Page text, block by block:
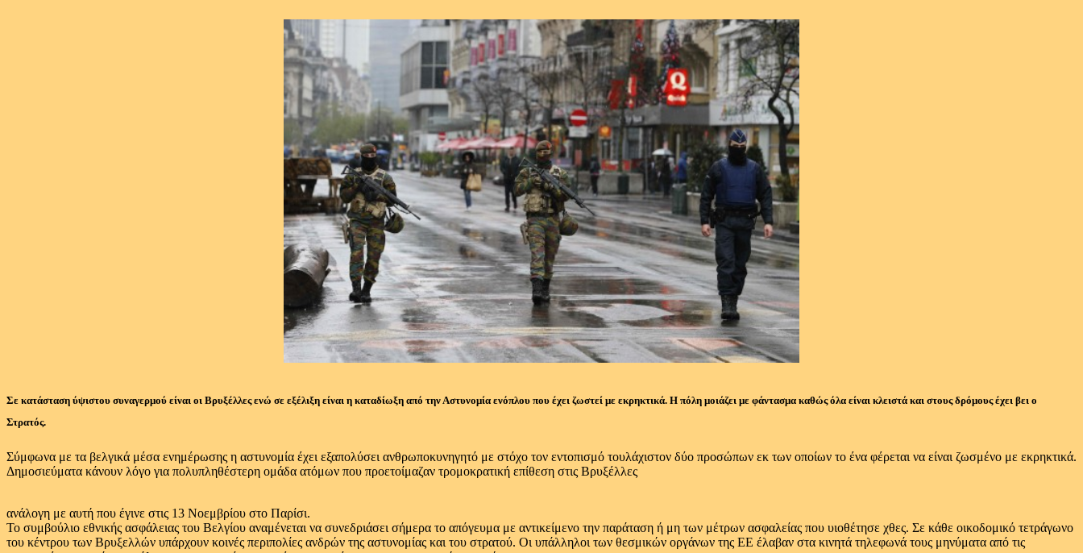
Σε κατάσταση ύψιστου συναγερμού είναι οι Βρυξέλλες ενώ σε εξέλιξη είναι η καταδίωξη από την Αστυνομία ενόπλου που έχει ζωστεί με εκρηκτικά. Η πόλη μοιάζει με φάντασμα καθώς όλα είναι κλειστά και στους δρόμους έχει βει ο
Στρατός.
Σύμφωνα με τα βελγικά μέσα ενημέρωσης η αστυνομία έχει εξαπολύσει ανθρωποκυνηγητό με στόχο τον εντοπισμό τουλάχιστον δύο προσώπων εκ των οποίων το ένα φέρεται να είναι ζωσμένο με εκρηκτικά.
Δημοσιεύματα κάνουν λόγο για πολυπληθέστερη ομάδα ατόμων που προετοίμαζαν τρομοκρατική επίθεση στις Βρυξέλλες
ανάλογη με αυτή που έγινε στις 13 Νοεμβρίου στο Παρίσι.
Το συμβούλιο εθνικής ασφάλειας του Βελγίου αναμένεται να συνεδριάσει σήμερα το απόγευμα με αντικείμενο την παράταση ή μη των μέτρων ασφαλείας που υιοθέτησε χθες. Σε κάθε οικοδομικό τετράγωνο
του κέντρου των Βρυξελλών υπάρχουν κοινές περιπολίες ανδρών της αστυνομίας και του στρατού. Οι υπάλληλοι των θεσμικών οργάνων της ΕΕ έλαβαν στα κινητά τηλεφωνά τους μηνύματα από τις